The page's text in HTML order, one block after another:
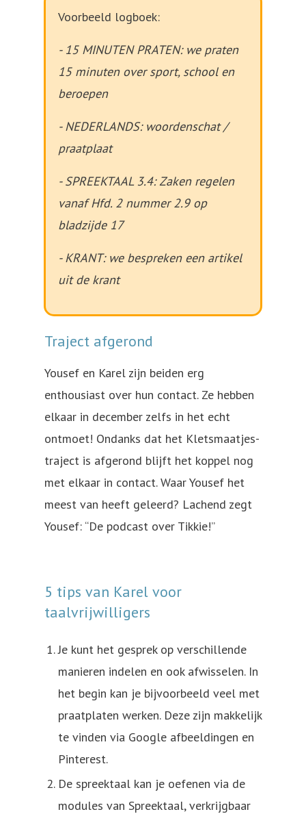
Voorbeeld logboek:
- 15 MINUTEN PRATEN: we praten
15 minuten over sport, school en
beroepen
- NEDERLANDS: woordenschat /
praatplaat
- SPREEKTAAL 3.4: Zaken regelen
vanaf Hfd. 2 nummer 2.9 op
bladzijde 17
- KRANT: we bespreken een artikel
uit de krant
Traject afgerond
Yousef en Karel zijn beiden erg
enthousiast over hun contact. Ze hebben
elkaar in december zelfs in het echt
ontmoet! Ondanks dat het Kletsmaatjes-
traject is afgerond blijft het koppel nog
met elkaar in contact. Waar Yousef het
meest van heeft geleerd? Lachend zegt
Yousef: “De podcast over Tikkie!”
5 tips van Karel voor
taalvrijwilligers
Je kunt het gesprek op verschillende
manieren indelen en ook afwisselen. In
het begin kan je bijvoorbeeld veel met
praatplaten werken. Deze zijn makkelijk
te vinden via Google afbeeldingen en
Pinterest.
De spreektaal kan je oefenen via de
modules van Spreektaal, verkrijgbaar